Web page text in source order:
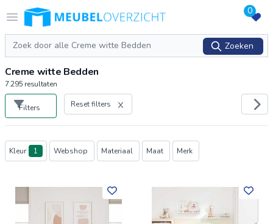
Open menu
Logo Meubeloverzicht.nl 0
Zoeken
Zoeken
Creme witte Bedden
7.295 resultaten
Filters Reset filters
Producten
Kleur 1 Webshop Materiaal Maat Merk